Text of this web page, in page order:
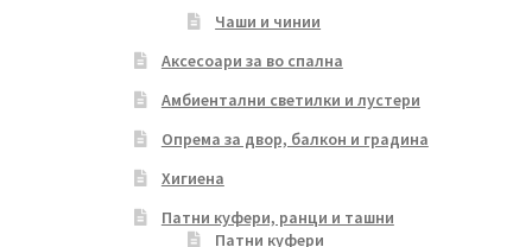
Чаши и чинии
Аксесоари за во спална
Амбиентални светилки и лустери
Опрема за двор, балкон и градина
Хигиена
Патни куфери, ранци и ташни
Патни куфери